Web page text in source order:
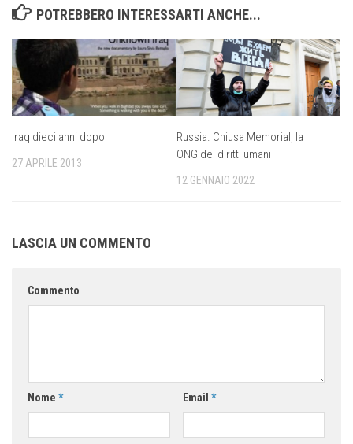
POTREBBERO INTERESSARTI ANCHE...
Iraq dieci anni dopo
27 APRILE 2013
Russia. Chiusa Memorial, la
ONG dei diritti umani
12 GENNAIO 2022
LASCIA UN COMMENTO
Commento
Nome * Email *